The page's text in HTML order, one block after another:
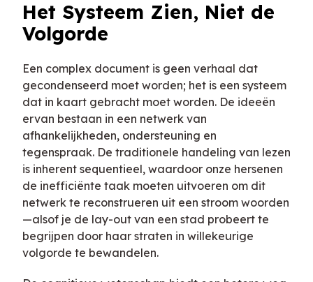
Het Systeem Zien, Niet de
Volgorde
Een complex document is geen verhaal dat
gecondenseerd moet worden; het is een systeem
dat in kaart gebracht moet worden. De ideeën
ervan bestaan in een netwerk van
afhankelijkheden, ondersteuning en
tegenspraak. De traditionele handeling van lezen
is inherent sequentieel, waardoor onze hersenen
de inefficiënte taak moeten uitvoeren om dit
netwerk te reconstrueren uit een stroom woorden
—alsof je de lay-out van een stad probeert te
begrijpen door haar straten in willekeurige
volgorde te bewandelen.